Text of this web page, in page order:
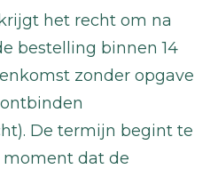
het recht om na
bestelling binnen 14
zonder opgave
De termijn begint te
moment dat de